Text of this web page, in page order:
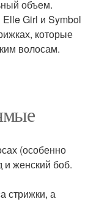
объем.
Girl и Symbol
которые
волосам.
(особенно
и женский боб.
стрижки, а